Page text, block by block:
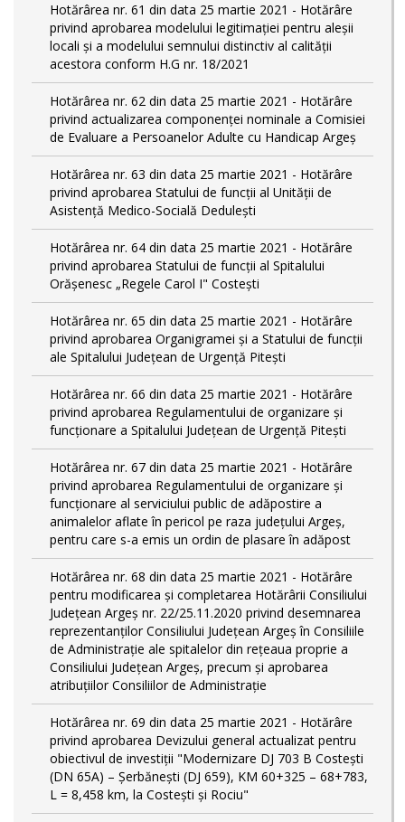
Hotărârea nr. 61 din data 25 martie 2021 - Hotărâre
privind aprobarea modelului legitimaţiei pentru aleşii
locali şi a modelului semnului distinctiv al calităţii
acestora conform H.G nr. 18/2021
Hotărârea nr. 62 din data 25 martie 2021 - Hotărâre
privind actualizarea componenței nominale a Comisiei
de Evaluare a Persoanelor Adulte cu Handicap Argeș
Hotărârea nr. 63 din data 25 martie 2021 - Hotărâre
privind aprobarea Statului de funcții al Unității de
Asistență Medico-Socială Dedulești
Hotărârea nr. 64 din data 25 martie 2021 - Hotărâre
privind aprobarea Statului de funcţii al Spitalului
Orășenesc „Regele Carol I" Costești
Hotărârea nr. 65 din data 25 martie 2021 - Hotărâre
privind aprobarea Organigramei și a Statului de funcții
ale Spitalului Județean de Urgență Pitești
Hotărârea nr. 66 din data 25 martie 2021 - Hotărâre
privind aprobarea Regulamentului de organizare și
funcționare a Spitalului Județean de Urgență Pitești
Hotărârea nr. 67 din data 25 martie 2021 - Hotărâre
privind aprobarea Regulamentului de organizare și
funcționare al serviciului public de adăpostire a
animalelor aflate în pericol pe raza județului Argeș,
pentru care s-a emis un ordin de plasare în adăpost
Hotărârea nr. 68 din data 25 martie 2021 - Hotărâre
pentru modificarea și completarea Hotărârii Consiliului
Judeţean Argeş nr. 22/25.11.2020 privind desemnarea
reprezentanților Consiliului Județean Argeș în Consiliile
de Administrație ale spitalelor din rețeaua proprie a
Consiliului Județean Argeș, precum și aprobarea
atribuțiilor Consiliilor de Administrație
Hotărârea nr. 69 din data 25 martie 2021 - Hotărâre
privind aprobarea Devizului general actualizat pentru
obiectivul de investiţii "Modernizare DJ 703 B Costeşti
(DN 65A) – Şerbăneşti (DJ 659), KM 60+325 – 68+783,
L = 8,458 km, la Costeşti şi Rociu"